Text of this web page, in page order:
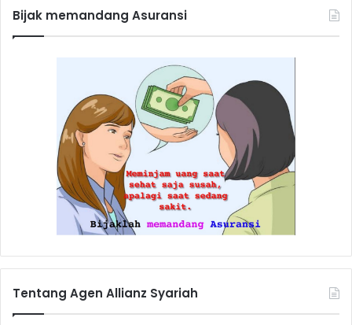
Bijak memandang Asuransi
Tentang Agen Allianz Syariah